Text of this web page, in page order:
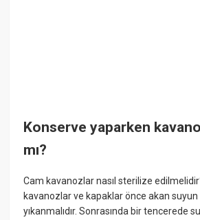
Konserve yaparken
mı?
Cam kavanozlar nasıl sterilize
kavanozlar ve kapaklar önce akan suyun
yıkanmalıdır. Sonrasında bir tencerede